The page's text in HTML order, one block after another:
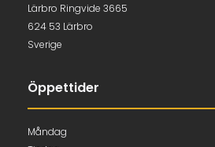
Lärbro Ringvide 3665
624 53 Lärbro
Sverige
Öppettider
Måndag